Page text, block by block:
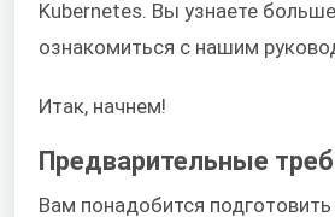
Kubernetes. Вы узнаете
ознакомиться с нашим
Итак, начнем!
Предварительные
Вам понадобится